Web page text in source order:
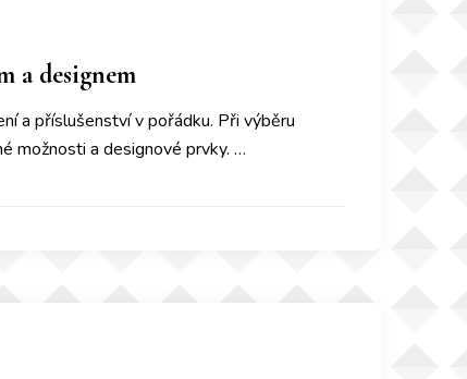
a designem
a příslušenství v pořádku. Při výběru
možnosti a designové prvky. …